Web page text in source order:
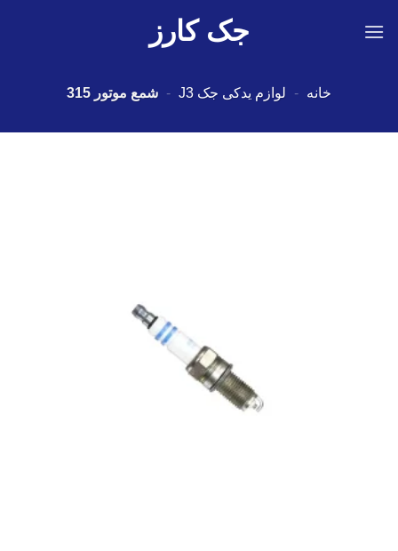
جک کارز
خانه - لوازم یدکی جک J3 - شمع موتور 315